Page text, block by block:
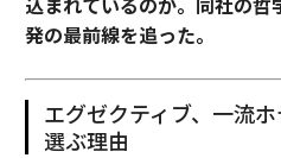
発の最前線を追った。
エグゼクティブ、一流
選ぶ理由